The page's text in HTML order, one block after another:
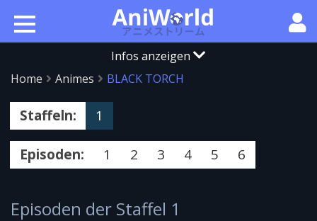
Infos anzeigen
Home
Animes BLACK TORCH
Staffeln: 1
Episoden: 1 2 3 4 5 6
Episoden der Staffel 1